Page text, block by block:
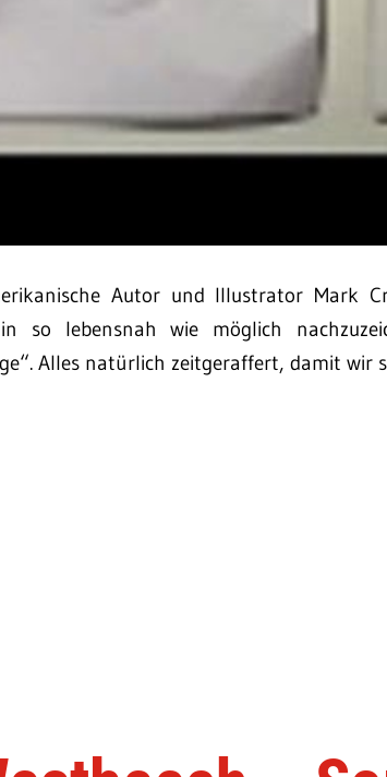
Autor und Illustrator Mark
so lebensnah wie möglich
Alles natürlich zeitgeraffert, damit wir